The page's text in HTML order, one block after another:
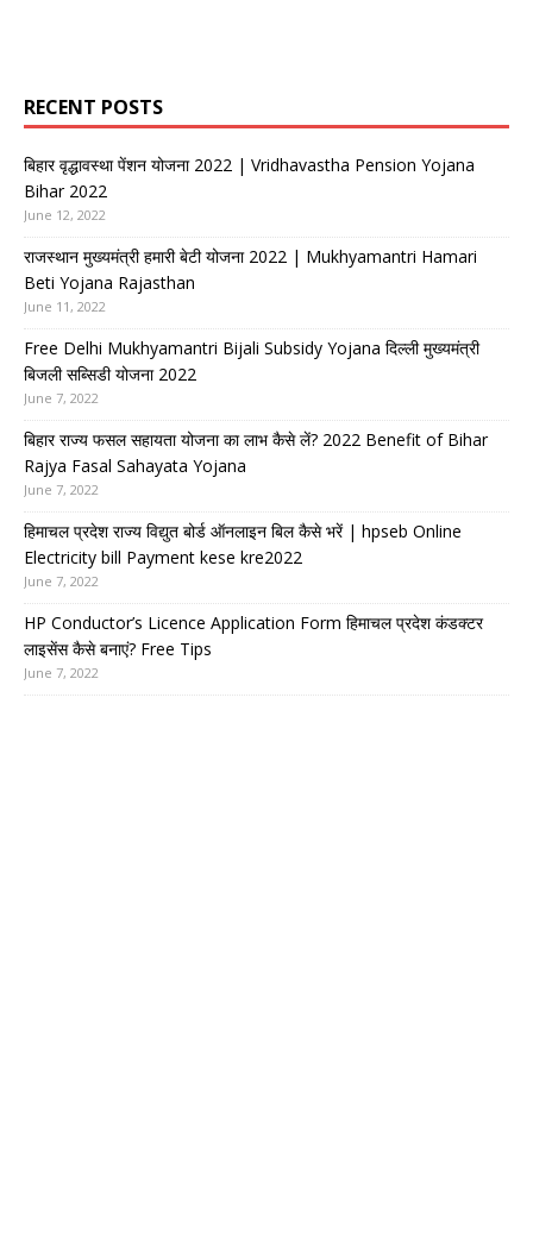
RECENT POSTS
बिहार वृद्धावस्था पेंशन योजना 2022 | Vridhavastha Pension Yojana
Bihar 2022
June 12, 2022
राजस्थान मुख्यमंत्री हमारी बेटी योजना 2022 | Mukhyamantri Hamari
Beti Yojana Rajasthan
June 11, 2022
Free Delhi Mukhyamantri Bijali Subsidy Yojana दिल्ली मुख्यमंत्री
बिजली सब्सिडी योजना 2022
June 7, 2022
बिहार राज्य फसल सहायता योजना का लाभ कैसे लें? 2022 Benefit of Bihar
Rajya Fasal Sahayata Yojana
June 7, 2022
हिमाचल प्रदेश राज्य विद्युत बोर्ड ऑनलाइन बिल कैसे भरें | hpseb Online
Electricity bill Payment kese kre2022
June 7, 2022
HP Conductor’s Licence Application Form हिमाचल प्रदेश कंडक्टर
लाइसेंस कैसे बनाएं? Free Tips
June 7, 2022